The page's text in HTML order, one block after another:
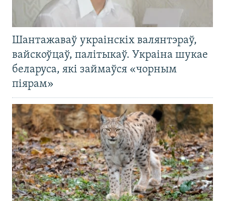
Шантажаваў украінскіх валянтэраў,
вайскоўцаў, палітыкаў. Украіна шукае
беларуса, які займаўся «чорным
піярам»